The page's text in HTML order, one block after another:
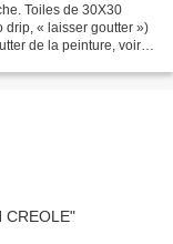
Toiles de 30X30
drip, « laisser goutter »)
de la peinture, voire